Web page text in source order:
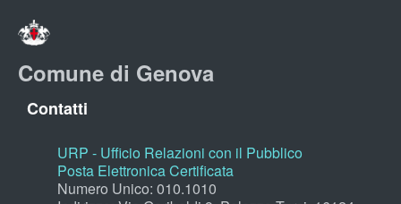
Comune di Genova
Contatti
URP - Ufficio Relazioni con il Pubblico
Posta Elettronica Certificata
Numero Unico: 010.1010